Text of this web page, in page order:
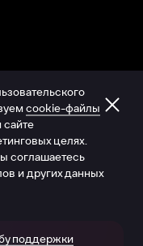
cookie-файлы
целях.
соглашаетесь
и других данных
поддержки